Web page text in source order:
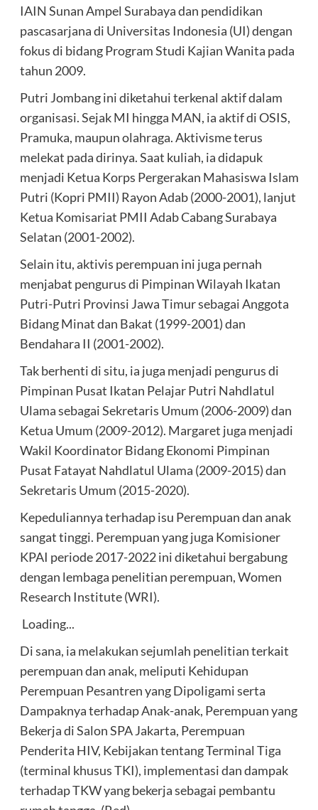
IAIN Sunan Ampel Surabaya dan pendidikan
pascasarjana di Universitas Indonesia (UI) dengan
fokus di bidang Program Studi Kajian Wanita pada
tahun 2009.
Putri Jombang ini diketahui terkenal aktif dalam
organisasi. Sejak MI hingga MAN, ia aktif di OSIS,
Pramuka, maupun olahraga. Aktivisme terus
melekat pada dirinya. Saat kuliah, ia didapuk
menjadi Ketua Korps Pergerakan Mahasiswa Islam
Putri (Kopri PMII) Rayon Adab (2000-2001), lanjut
Ketua Komisariat PMII Adab Cabang Surabaya
Selatan (2001-2002).
Selain itu, aktivis perempuan ini juga pernah
menjabat pengurus di Pimpinan Wilayah Ikatan
Putri-Putri Provinsi Jawa Timur sebagai Anggota
Bidang Minat dan Bakat (1999-2001) dan
Bendahara II (2001-2002).
Tak berhenti di situ, ia juga menjadi pengurus di
Pimpinan Pusat Ikatan Pelajar Putri Nahdlatul
Ulama sebagai Sekretaris Umum (2006-2009) dan
Ketua Umum (2009-2012). Margaret juga menjadi
Wakil Koordinator Bidang Ekonomi Pimpinan
Pusat Fatayat Nahdlatul Ulama (2009-2015) dan
Sekretaris Umum (2015-2020).
Kepeduliannya terhadap isu Perempuan dan anak
sangat tinggi. Perempuan yang juga Komisioner
KPAI periode 2017-2022 ini diketahui bergabung
dengan lembaga penelitian perempuan, Women
Research Institute (WRI).
Loading...
Di sana, ia melakukan sejumlah penelitian terkait
perempuan dan anak, meliputi Kehidupan
Perempuan Pesantren yang Dipoligami serta
Dampaknya terhadap Anak-anak, Perempuan yang
Bekerja di Salon SPA Jakarta, Perempuan
Penderita HIV, Kebijakan tentang Terminal Tiga
(terminal khusus TKI), implementasi dan dampak
terhadap TKW yang bekerja sebagai pembantu